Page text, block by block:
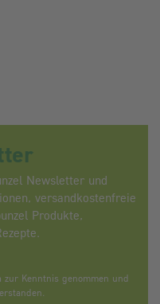
Newsletter und
versandkostenfreie
Produkte,
zur Kenntnis genommen und